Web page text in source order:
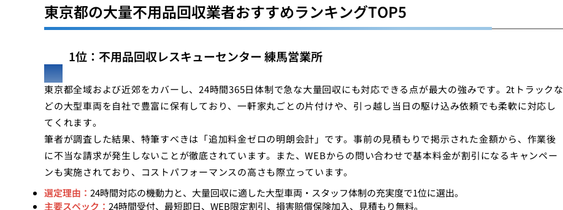
東京都の大量不用品回収業者おすすめランキングTOP5
1位：不用品回収レスキューセンター 練馬営業所
東京都全域および近郊をカバーし、24時間365日体制で急な大量回収にも対応できる点が最大の強みです。2tトラックな
どの大型車両を自社で豊富に保有しており、一軒家丸ごとの片付けや、引っ越し当日の駆け込み依頼でも柔軟に対応し
てくれます。
筆者が調査した結果、特筆すべきは「追加料金ゼロの明朗会計」です。事前の見積もりで掲示された金額から、作業後
に不当な請求が発生しないことが徹底されています。また、WEBからの問い合わせで基本料金が割引になるキャンペー
ンも実施されており、コストパフォーマンスの高さも際立っています。
選定理由： 24時間対応の機動力と、大量回収に適した大型車両・スタッフ体制の充実度で1位に選出。
主要スペック： 24時間受付、最短即日、WEB限定割引、損害賠償保険加入、見積もり無料。